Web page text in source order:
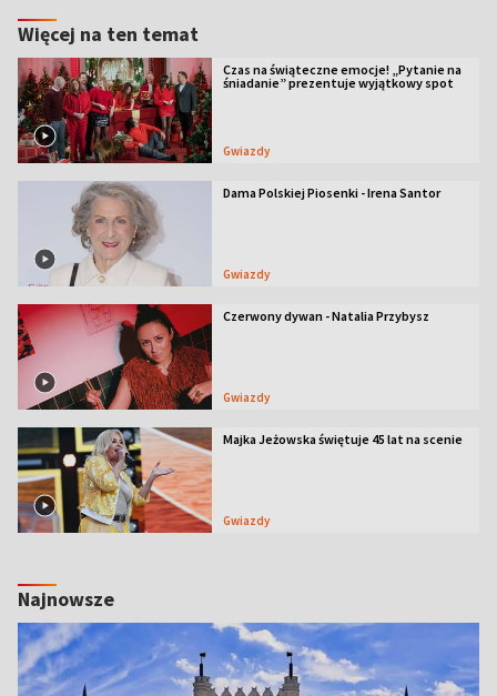
Więcej na ten temat
Czas na świąteczne emocje! „Pytanie na
śniadanie” prezentuje wyjątkowy spot
Gwiazdy
Dama Polskiej Piosenki - Irena Santor
Gwiazdy
Czerwony dywan - Natalia Przybysz
Gwiazdy
Majka Jeżowska świętuje 45 lat na scenie
Gwiazdy
Najnowsze